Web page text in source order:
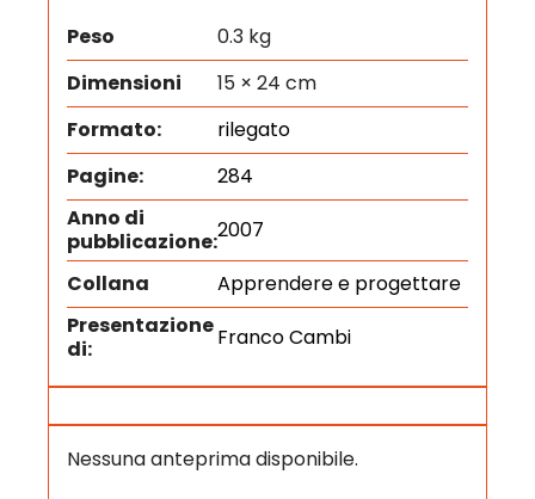
Peso
0.3 kg
Dimensioni
15 × 24 cm
Formato:
rilegato
Pagine:
284
Anno di
pubblicazione:2007
Collana
Apprendere e progettare
Presentazione
di:
Franco Cambi
Nessuna anteprima disponibile.